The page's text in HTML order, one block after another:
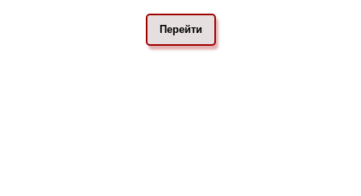
Перейти